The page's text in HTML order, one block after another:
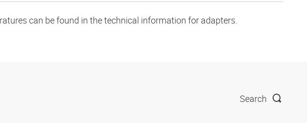
can be found in the technical information for adapters.
Search